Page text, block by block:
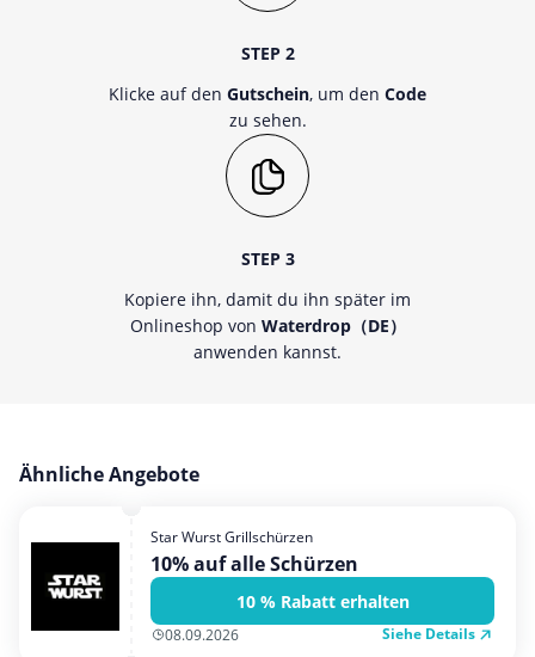
STEP 2
Klicke auf den Gutschein, um den Code
zu sehen.
STEP 3
Kopiere ihn, damit du ihn später im
Onlineshop von Waterdrop（DE）
anwenden kannst.
Ähnliche Angebote
Star Wurst Grillschürzen
10% auf alle Schürzen
10 % Rabatt erhalten
08.09.2026 Siehe Details